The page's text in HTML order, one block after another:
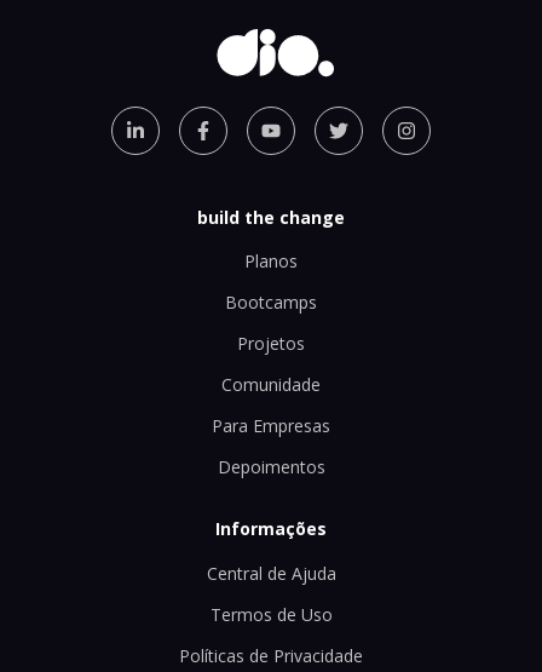
build the change
Planos
Bootcamps
Projetos
Comunidade
Para Empresas
Depoimentos
Informações
Central de Ajuda
Termos de Uso
Políticas de Privacidade